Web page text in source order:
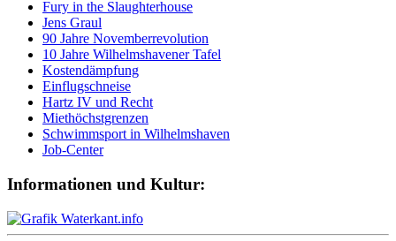
Fury in the Slaughterhouse
Jens Graul
90 Jahre Novemberrevolution
10 Jahre Wilhelmshavener Tafel
Kostendämpfung
Einflugschneise
Hartz IV und Recht
Miethöchstgrenzen
Schwimmsport in Wilhelmshaven
Job-Center
Informationen und Kultur: